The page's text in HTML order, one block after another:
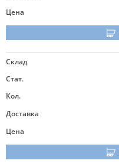
Цена
Склад
Стат.
Кол.
Доставка
Цена